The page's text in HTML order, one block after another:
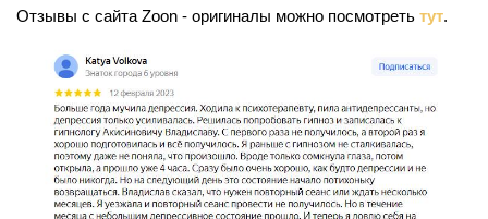
Отзывы с сайта Zoon - оригиналы можно посмотреть тут.